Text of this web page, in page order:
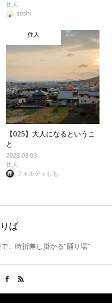
住人
soshi
住人
【025】大人になるというこ
と
2023.03.03
住人
フォルテッしも
ば
、時折差し掛かる”踊り場”